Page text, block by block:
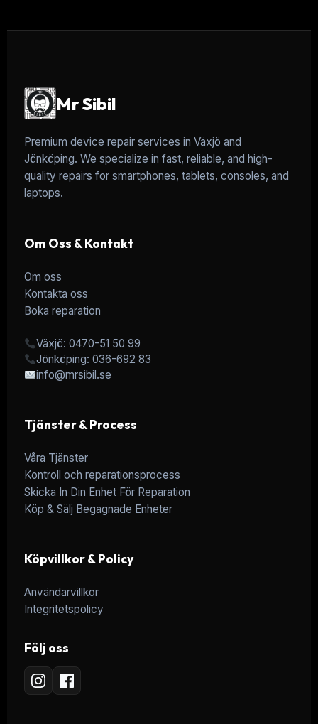
Mr Sibil
Premium device repair services in Växjö and
Jönköping. We specialize in fast, reliable, and high-
quality repairs for smartphones, tablets, consoles, and
laptops.
Om Oss & Kontakt
Om oss
Kontakta oss
Boka reparation
Växjö: 0470-51 50 99
Jönköping: 036-692 83
info@mrsibil.se
Tjänster & Process
Våra Tjänster
Kontroll och reparationsprocess
Skicka In Din Enhet För Reparation
Köp & Sälj Begagnade Enheter
Köpvillkor & Policy
Användarvillkor
Integritetspolicy
Följ oss